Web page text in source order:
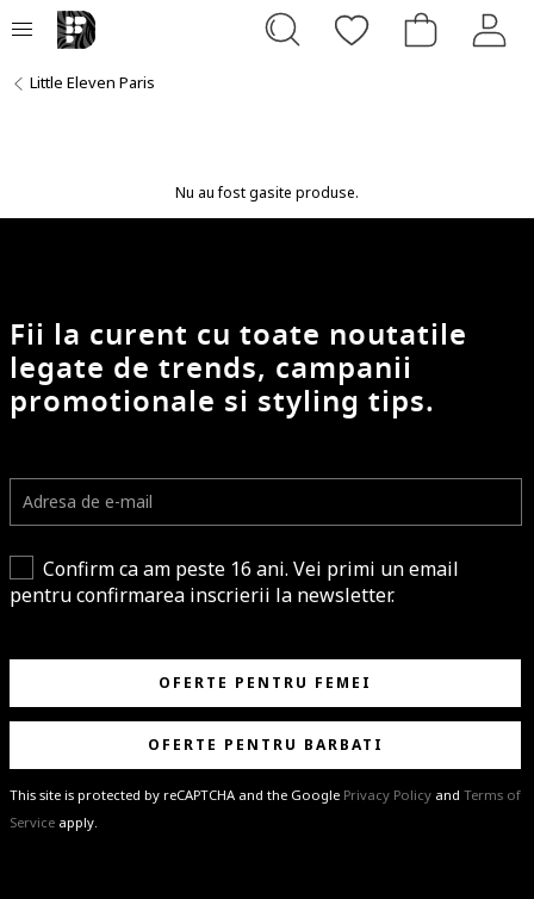
Little Eleven Paris
Nu au fost gasite produse.
Fii la curent cu toate noutatile
legate de trends, campanii
promotionale si styling tips.
Confirm ca am peste 16 ani. Vei primi un email
pentru confirmarea inscrierii la newsletter.
OFERTE PENTRU FEMEI
OFERTE PENTRU BARBATI
This site is protected by reCAPTCHA and the Google Privacy Policy and Terms of
Service apply.